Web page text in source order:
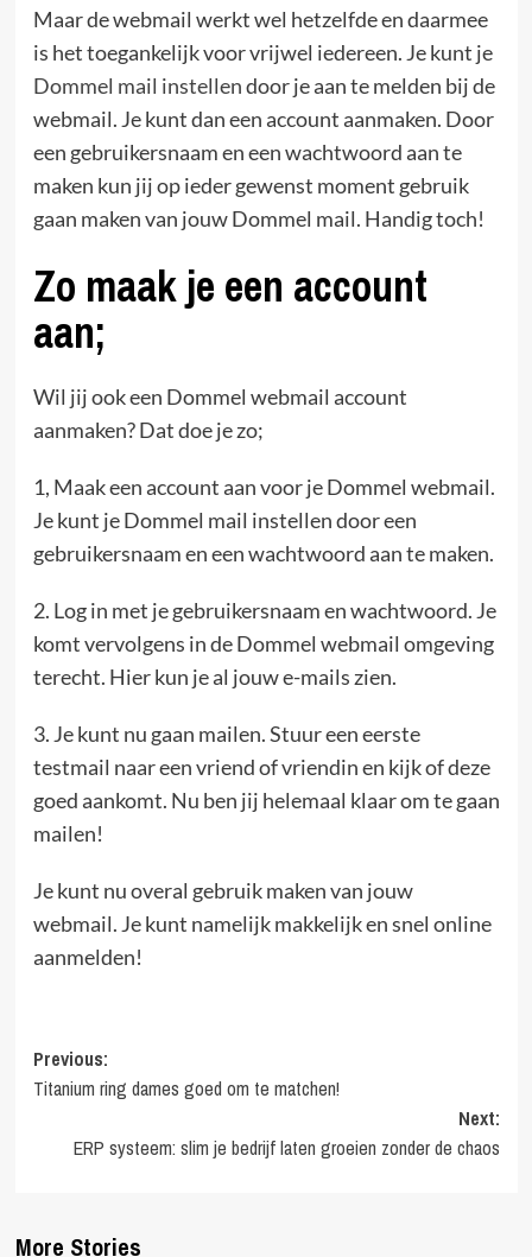
Maar de webmail werkt wel hetzelfde en daarmee
is het toegankelijk voor vrijwel iedereen. Je kunt je
Dommel mail instellendoor je aan te melden bij de
webmail. Je kunt dan een account aanmaken. Door
een gebruikersnaam en een wachtwoord aan te
maken kun jij op ieder gewenst moment gebruik
gaan maken van jouw Dommel mail. Handig toch!
Zo maak je een account
aan;
Wil jij ook een Dommel webmail account
aanmaken? Dat doe je zo;
1, Maak een account aan voor je Dommel webmail.
Je kunt je Dommel mail instellen door een
gebruikersnaam en een wachtwoord aan te maken.
2. Log in met je gebruikersnaam en wachtwoord. Je
komt vervolgens in de Dommel webmail omgeving
terecht. Hier kun je al jouw e-mails zien.
3. Je kunt nu gaan mailen. Stuur een eerste
testmail naar een vriend of vriendin en kijk of deze
goed aankomt. Nu ben jij helemaal klaar om te gaan
mailen!
Je kunt nu overal gebruik maken van jouw
webmail. Je kunt namelijk makkelijk en snel online
aanmelden!
Post
navigation
Previous:
Titanium ring dames goed om te matchen!
Next:
ERP systeem: slim je bedrijf laten groeien zonder de chaos
More Stories